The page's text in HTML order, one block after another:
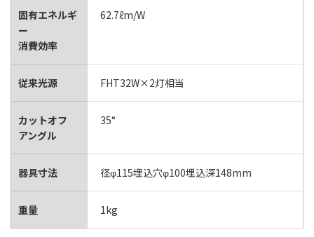
固有エネルギ
ー
消費効率
62.7ℓm/W
従来光源 FHT32W×2灯相当
カットオフ
アングル
35°
器具寸法 径φ115埋込穴φ100埋込深148mm
重量 1kg